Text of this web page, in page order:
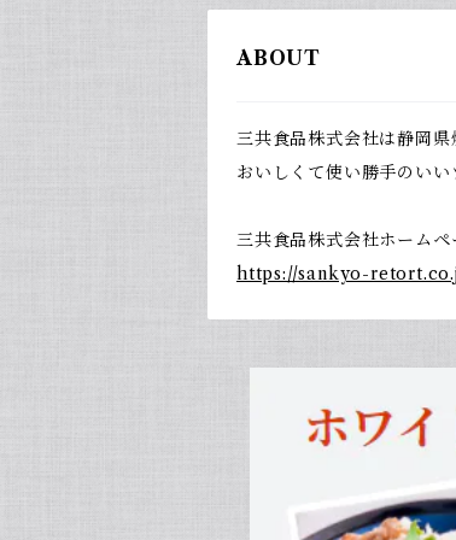
ABOUT
三共食品株式会社は静岡
おいしくて使い勝手のい
三共食品株式会社ホームペ
https://sankyo-